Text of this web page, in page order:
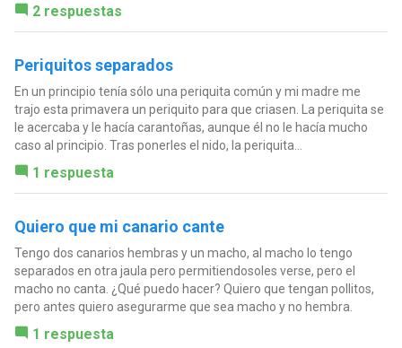
2 respuestas
Periquitos separados
En un principio tenía sólo una periquita común y mi madre me
trajo esta primavera un periquito para que criasen. La periquita se
le acercaba y le hacía carantoñas, aunque él no le hacía mucho
caso al principio. Tras ponerles el nido, la periquita...
1 respuesta
Quiero que mi canario cante
Tengo dos canarios hembras y un macho, al macho lo tengo
separados en otra jaula pero permitiendosoles verse, pero el
macho no canta. ¿Qué puedo hacer? Quiero que tengan pollitos,
pero antes quiero asegurarme que sea macho y no hembra.
1 respuesta